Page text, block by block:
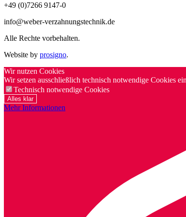
+49 (0)7266 9147-0
info@weber-verzahnungstechnik.de
Alle Rechte vorbehalten.
Website by prosigno.
Wir nutzen Cookies
Wir setzen ausschließlich technisch notwendige Cookies
Technisch notwendige Cookies
Alles klar
Mehr Informationen